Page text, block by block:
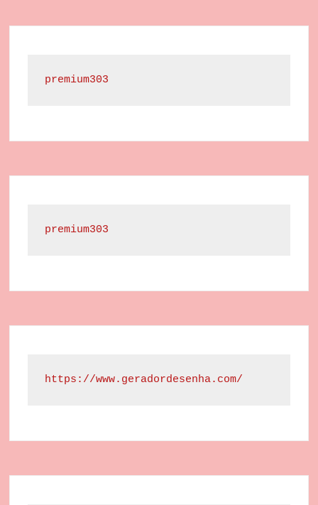
premium303
premium303
https://www.geradordesenha.com/